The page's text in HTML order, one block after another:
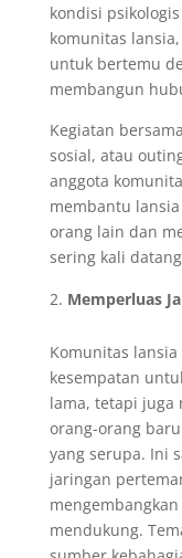
kondisi
komunitas
untuk bertemu
membangun
Kegiatan
sosial, atau
anggota
membantu
orang lain dan
sering kali
Memperluas
Komunitas
kesempatan
lama, tetapi juga
orang-orang
yang serupa. Ini
jaringan
mendukung.